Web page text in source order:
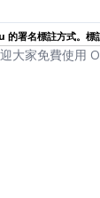
署名標註方式。標
大家免費使用